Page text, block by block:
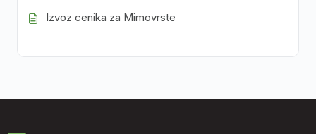
Izvoz cenika za Mimovrste